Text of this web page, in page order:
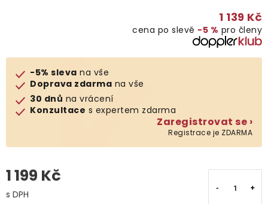
Prodávané značky
Klub výhod
Naše katalogy
O nás
1 139 Kč
cena po slevě −5 % pro členy
-5% sleva na vše
Doprava zdarma na vše
30 dnů na vrácení
Konzultace s expertem zdarma
Zaregistrovat se ›
Registrace je ZDARMA
1 199 Kč